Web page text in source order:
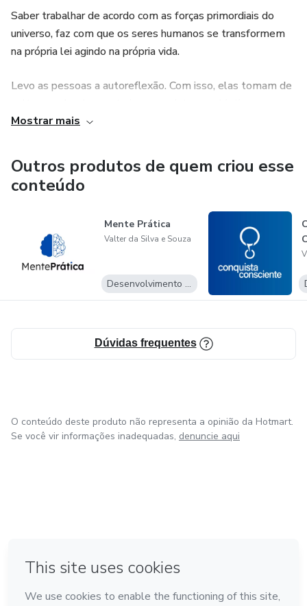
Saber trabalhar de acordo com as forças primordiais do
universo, faz com que os seres humanos se transformem
na própria lei agindo na própria vida.
Levo as pessoas a autoreflexão. Com isso, elas tomam de
primeiro dentro da oficina da mente, para depois ter esses
Mostrar mais
Outros produtos de quem criou esse
conteúdo
Mente Prática
Valter da Silva e Souza
Desenvolvimento Pessoal
Dúvidas frequentes
O conteúdo deste produto não representa a opinião da Hotmart.
Se você vir informações inadequadas, denuncie aqui
Feito com ❤ na Cidade do México